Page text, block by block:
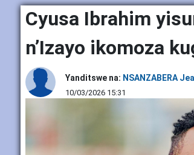
Cyusa Ibrahim
n’Izayo ikomoza
Yanditswe na: NSANZABERA
10/03/2026 15:31